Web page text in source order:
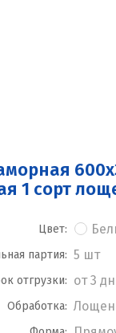
1 сорт
Цвет:
партия: 5 шт
отгрузки: от 3
Обработка: